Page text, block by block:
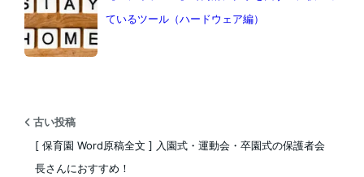
ているツール（ハードウェア編）
古い投稿
[ 保育園 Word原稿全文 ] 入園式・運動会・卒園式の保護者会
長さんにおすすめ！